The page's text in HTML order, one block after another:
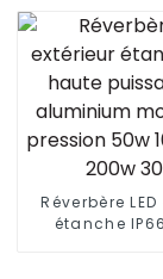
d'intérieur
efficacité,
légumes,
horticole,
culture à
Réverbère
étanche